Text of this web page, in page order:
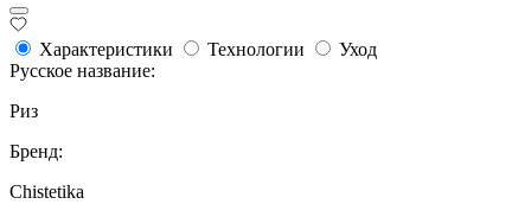
Характеристики Технологии
Уход
Русское название:
Риз
Бренд:
Chistetika